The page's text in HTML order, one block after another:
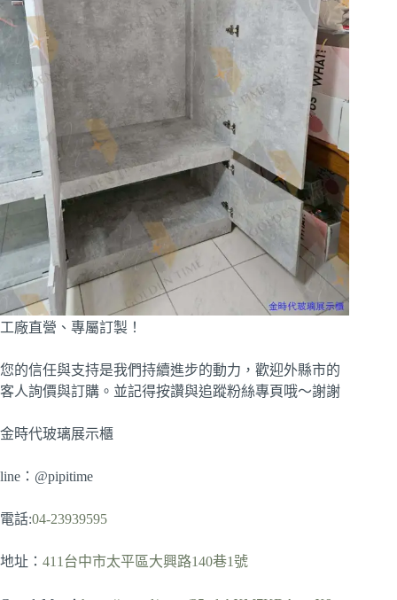
工廠直營、專屬訂製！
您的信任與支持是我們持續進步的動力，歡迎外縣市的
客人詢價與訂購。並記得按讚與追蹤粉絲專頁哦～謝謝
金時代玻璃展示櫃
line：@pipitime
電話:04-23939595
地址： 411台中市太平區大興路140巷1號